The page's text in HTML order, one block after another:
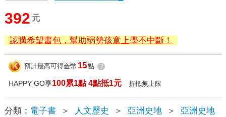
392 元
認購希望書包，幫助弱勢孩童上學不中斷！
預計最高可得金幣 15點 ?
HAPPY GO享100累1點 4點抵1元 折抵無上限
分類： 電子書 ＞ 人文歷史 ＞ 亞洲史地 ＞ 亞洲史地